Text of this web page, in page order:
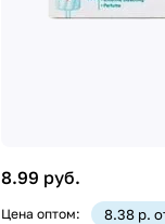
8.99 руб.
Цена оптом: 8.38 р.